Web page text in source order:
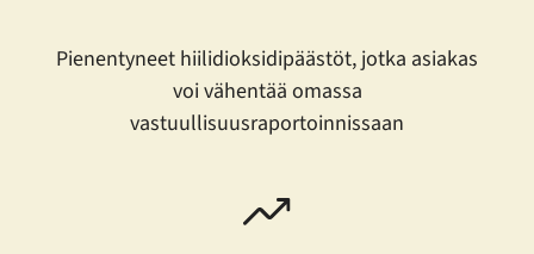
Pienentyneet hiilidioksidipäästöt, jotka asiakas
voi vähentää omassa
vastuullisuusraportoinnissaan